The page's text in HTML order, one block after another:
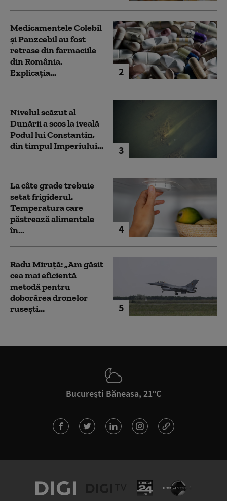
2
Medicamentele Colebil
și Panzcebil au fost
retrase din farmaciile
din România.
Explicația...
3
Nivelul scăzut al
Dunării a scos la iveală
Podul lui Constantin,
din timpul Imperiului...
4
La câte grade trebuie
setat frigiderul.
Temperatura care
păstrează alimentele
în...
5
Radu Miruță: „Am găsit
cea mai eficientă
metodă pentru
doborârea dronelor
rusești...
București Băneasa, 21°C